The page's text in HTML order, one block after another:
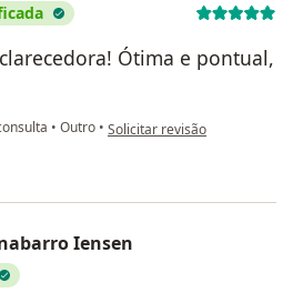
Ótima e pontual,
• Outro • na opinião do utilizador IB
Solicitar revisão
Iensen